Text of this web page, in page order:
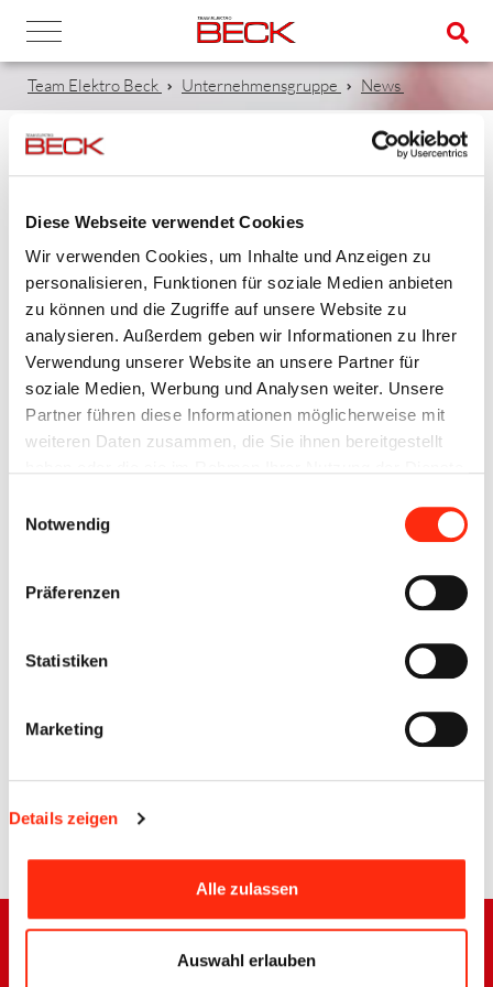
Diese Webseite verwendet Cookies
Wir verwenden Cookies, um Inhalte und Anzeigen zu
personalisieren, Funktionen für soziale Medien anbieten
zu können und die Zugriffe auf unsere Website zu
analysieren. Außerdem geben wir Informationen zu Ihrer
Verwendung unserer Website an unsere Partner für
soziale Medien, Werbung und Analysen weiter. Unsere
Partner führen diese Informationen möglicherweise mit
weiteren Daten zusammen, die Sie ihnen bereitgestellt
Notwendig
Präferenzen
Statistiken
Marketing
Details zeigen
Alle zulassen
Auswahl erlauben
Team Elektro Beck Unternehmensgruppe News
AUSBILDUNGSSTART IM HANDWERK AB
2019
16.09.2019
Gruppenfoto - Azubis im Handwerk, der Firmen Beck
Elektrotechnik und Beck Automation!
Ausbildungsberufe: Elektroniker für Energie- und
Gebäudetechnik, Elektroniker für Automatisierungstechnik,
Zurück